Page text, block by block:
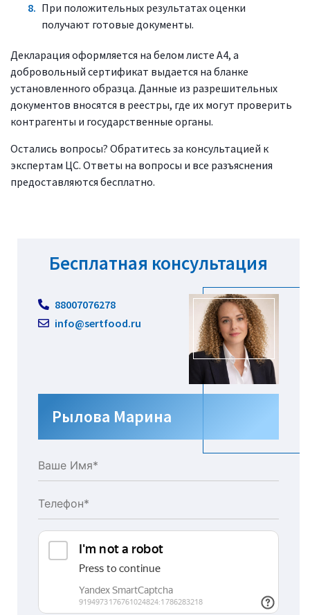
При положительных результатах оценки
получают готовые документы.
Декларация оформляется на белом листе А4, а
добровольный сертификат выдается на бланке
установленного образца. Данные из разрешительных
документов вносятся в реестры, где их могут проверить
контрагенты и государственные органы.
Остались вопросы? Обратитесь за консультацией к
экспертам ЦС. Ответы на вопросы и все разъяснения
предоставляются бесплатно.
Бесплатная консультация
88007076278
info@sertfood.ru
Рылова Марина